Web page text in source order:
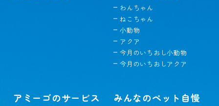
わんちゃん
ねこちゃん
小動物
アクア
今月のいちおし小動物
今月のいちおしアクア
アミーゴのサービス みんなのペット自慢